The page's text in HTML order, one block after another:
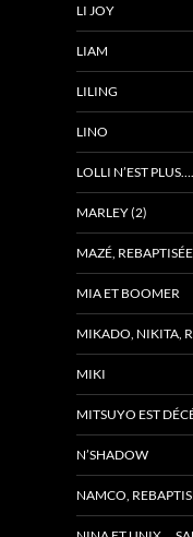
LI JOY
LIAM
LILING
LINO
LOLLI N’EST PLUS….
MARLEY (2)
MAZÉ,
MIA ET BOOMER
MIKADO, NIKITA,
MIKI
MITSUYO EST
N’SHADOW
NAMCO,